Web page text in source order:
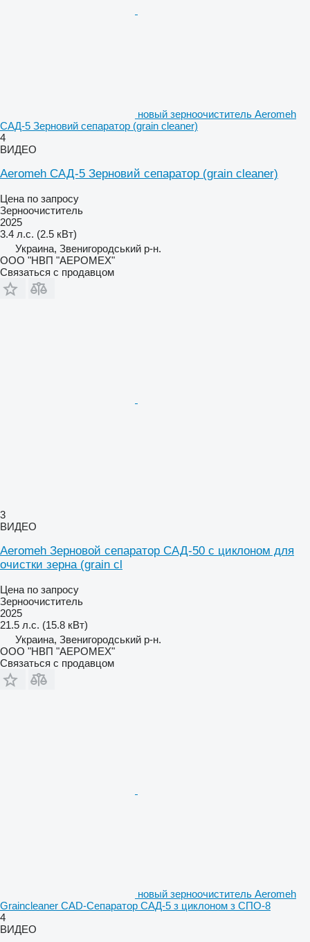
новый зерноочиститель Aeromeh
САД-5 Зерновий сепаратор (grain cleaner)
4
ВИДЕО
Aeromeh САД-5 Зерновий сепаратор (grain cleaner)
Цена по запросу
Зерноочиститель
2025
3.4 л.с. (2.5 кВт)
Украина, Звенигородський р-н.
ООО "НВП "АЕРОМЕХ"
Связаться с продавцом
3
ВИДЕО
Aeromeh Зерновой сепаратор САД-50 с циклоном для
очистки зерна (grain cl
Цена по запросу
Зерноочиститель
2025
21.5 л.с. (15.8 кВт)
Украина, Звенигородський р-н.
ООО "НВП "АЕРОМЕХ"
Связаться с продавцом
новый зерноочиститель Aeromeh
Graincleaner CAD-Сепаратор САД-5 з циклоном з СПО-8
4
ВИДЕО